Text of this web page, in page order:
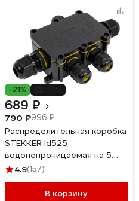
-21%
689 ₽
790 ₽996 ₽
Распределительная коробка
STEKKER ld525
водонепроницаемая на 5
выходов, 450v, 140x100x36,
4.9(157)
В корзину